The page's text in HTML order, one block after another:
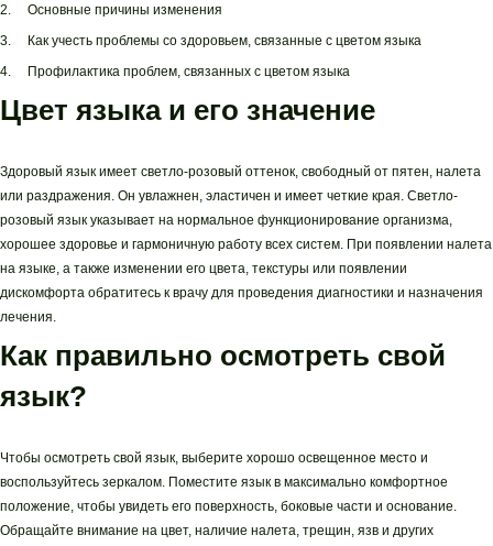
2. Основные причины изменения
3. Как учесть проблемы со здоровьем, связанные с цветом языка
4. Профилактика проблем, связанных с цветом языка
Цвет языка и его значение
Здоровый язык имеет светло-розовый оттенок, свободный от пятен, налета
или раздражения. Он увлажнен, эластичен и имеет четкие края. Светло-
розовый язык указывает на нормальное функционирование организма,
хорошее здоровье и гармоничную работу всех систем. При появлении налета
на языке, а также изменении его цвета, текстуры или появлении
дискомфорта обратитесь к врачу для проведения диагностики и назначения
лечения.
Как правильно осмотреть свой
язык?
Чтобы осмотреть свой язык, выберите хорошо освещенное место и
воспользуйтесь зеркалом. Поместите язык в максимально комфортное
положение, чтобы увидеть его поверхность, боковые части и основание.
Обращайте внимание на цвет, наличие налета, трещин, язв и других